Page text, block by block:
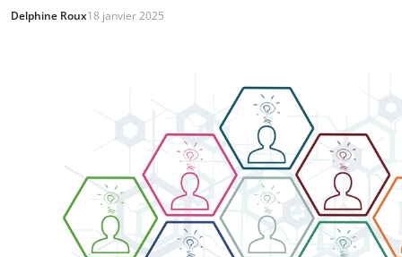
Delphine Roux18 janvier 2025